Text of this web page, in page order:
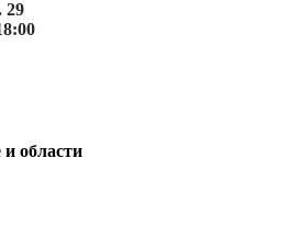
29
области